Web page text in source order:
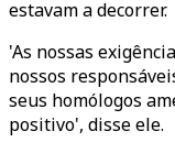
estavam a decorrer.
'As nossas
nossos
seus homólogos
positivo', disse ele.